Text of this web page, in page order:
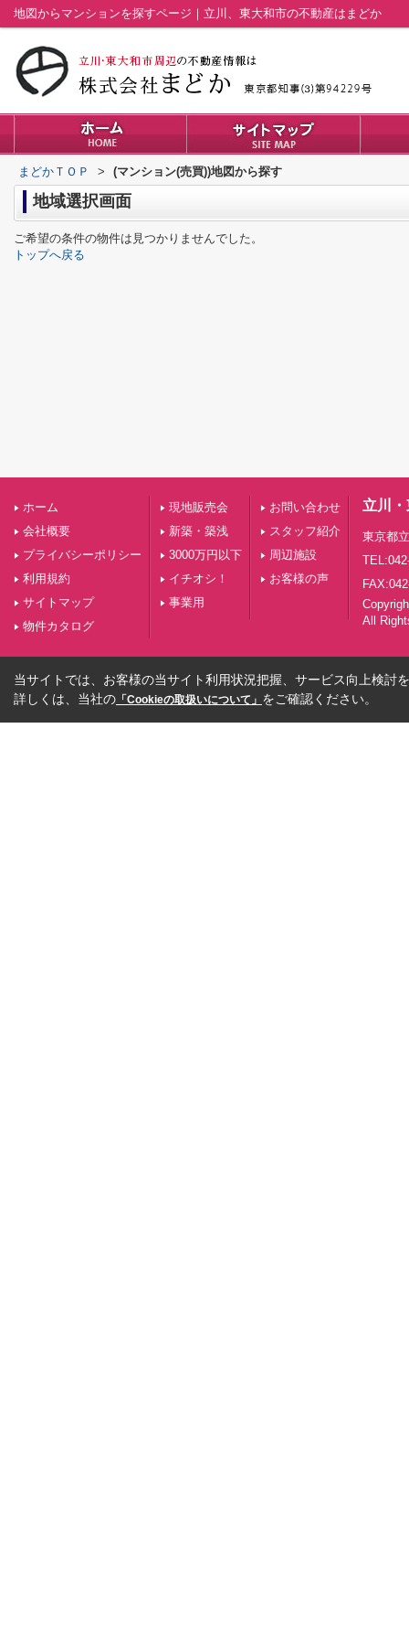
地図からマンションを探すページ｜立川、東大和市の不動産はまどか
まどかＴＯＰ > (マンション(売買))地図から探す
地域選択画面
ご希望の条件の物件は見つかりませんでした。
トップへ戻る
ホーム
会社概要
プライバシーポリシー
利用規約
サイトマップ
物件カタログ
現地販売会
新築・築浅
3000万円以下
イチオシ！
事業用
お問い合わせ
スタッフ紹介
周辺施設
お客様の声
立川
東京都
All
当サイトでは、お客様の当サイト利用状況把握、サービス向上検討
詳しくは、当社の 「Cookieの取扱いについて」 をご確認ください。